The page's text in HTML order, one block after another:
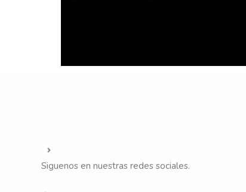
Siguenos en nuestras redes sociales.